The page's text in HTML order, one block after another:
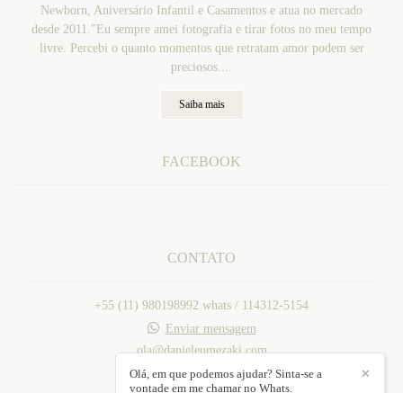
Newborn, Aniversário Infantil e Casamentos e atua no mercado
desde 2011."Eu sempre amei fotografia e tirar fotos no meu tempo
livre. Percebi o quanto momentos que retratam amor podem ser
preciosos....
Saiba mais
FACEBOOK
CONTATO
+55 (11) 980198992 whats / 114312-5154
Enviar mensagem
ola@danieleumezaki.com
Mogi das Cruzes / SP
✕
Olá, em que podemos ajudar? Sinta-se a
vontade em me chamar no Whats.